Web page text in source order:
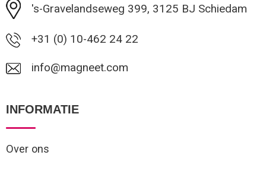
's-Gravelandseweg 399, 3125 BJ Schiedam
+31 (0) 10-462 24 22
info@magneet.com
INFORMATIE
Over ons